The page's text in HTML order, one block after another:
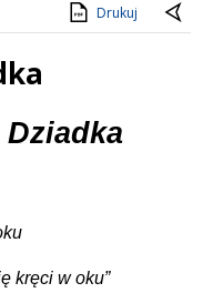
Drukuj
kręci w oku”